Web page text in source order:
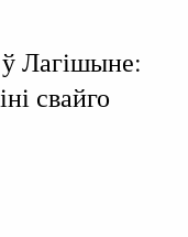
Лагішыне:
свайго